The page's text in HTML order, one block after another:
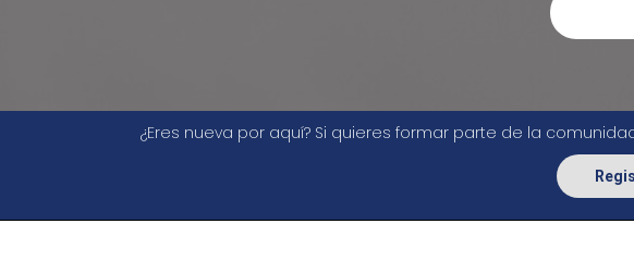
¿Eres nueva por aquí? Si quieres formar parte de la